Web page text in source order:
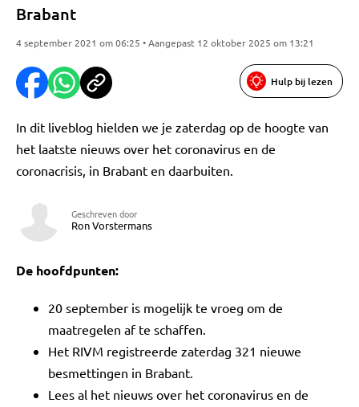
Brabant
4 september 2021 om 06:25 • Aangepast 12 oktober 2025 om 13:21
Hulp bij lezen
In dit liveblog hielden we je zaterdag op de hoogte van
het laatste nieuws over het coronavirus en de
coronacrisis, in Brabant en daarbuiten.
Geschreven door
Ron Vorstermans
De hoofdpunten:
20 september is mogelijk te vroeg om de
maatregelen af te schaffen.
Het RIVM registreerde zaterdag 321 nieuwe
besmettingen in Brabant.
Lees al het nieuws over het coronavirus en de